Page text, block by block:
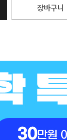
장바구니